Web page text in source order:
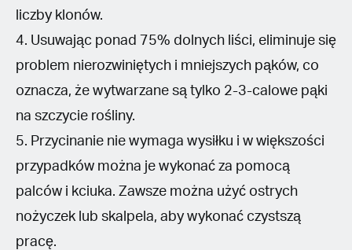
liczby klonów.
4. Usuwając ponad 75% dolnych liści, eliminuje się
problem nierozwiniętych i mniejszych pąków, co
oznacza, że wytwarzane są tylko 2-3-calowe pąki
na szczycie rośliny.
5. Przycinanie nie wymaga wysiłku i w większości
przypadków można je wykonać za pomocą
palców i kciuka. Zawsze można użyć ostrych
nożyczek lub skalpela, aby wykonać czystszą
pracę.